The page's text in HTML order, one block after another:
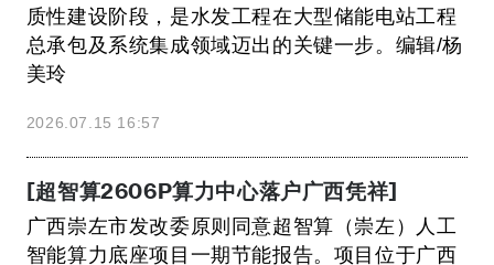
质性建设阶段，是水发工程在大型储能电站工程
总承包及系统集成领域迈出的关键一步。编辑/杨
美玲
2026.07.15 16:57
[超智算2606P算力中心落户广西凭祥]
广西崇左市发改委原则同意超智算（崇左）人工
智能算力底座项目一期节能报告。项目位于广西